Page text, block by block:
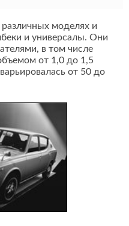
моделях и
и универсалы. Они
в том числе
от 1,0 до 1,5
от 50 до